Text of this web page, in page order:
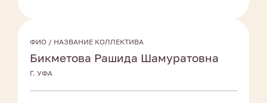
ФИО / НАЗВАНИЕ КОЛЛЕКТИВА
Бикметова Рашида Шамуратовна
Г. УФА